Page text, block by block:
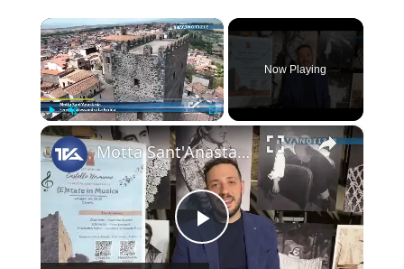
×
Play Unmute Fullscreen
Now Playing
×
Play
Motta Sant'Anastasia. L'omaggio al tenore mottese Giuseppe Di Stefano nel giorno della sua nascita.